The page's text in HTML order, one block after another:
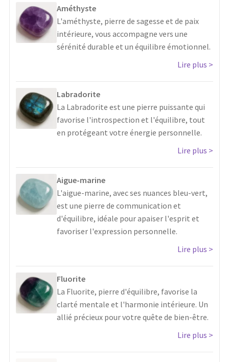
Améthyste
L'améthyste, pierre de sagesse et de paix
intérieure, vous accompagne vers une
sérénité durable et un équilibre émotionnel.
Lire plus
Labradorite
La Labradorite est une pierre puissante qui
favorise l'introspection et l'équilibre, tout
en protégeant votre énergie personnelle.
Lire plus
Aigue-marine
L'aigue-marine, avec ses nuances bleu-vert,
est une pierre de communication et
d'équilibre, idéale pour apaiser l'esprit et
favoriser l'expression personnelle.
Lire plus
Fluorite
La Fluorite, pierre d'équilibre, favorise la
clarté mentale et l'harmonie intérieure. Un
allié précieux pour votre quête de bien-être.
Lire plus